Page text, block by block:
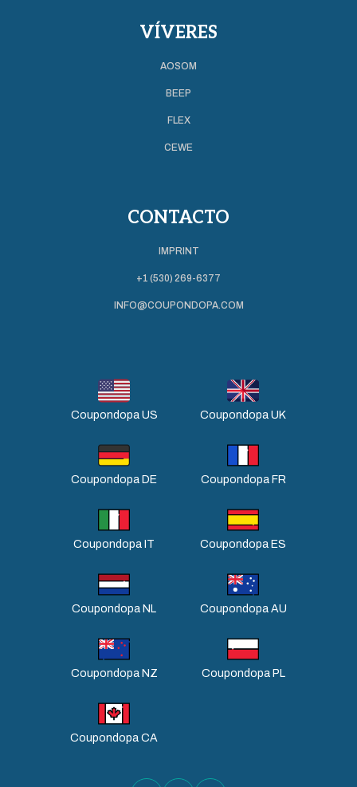
VÍVERES
AOSOM
BEEP
FLEX
CEWE
CONTACTO
IMPRINT
+1 (530) 269-6377
INFO@COUPONDOPA.COM
Coupondopa US Coupondopa UK
Coupondopa DE Coupondopa FR
Coupondopa IT Coupondopa ES
Coupondopa NL Coupondopa AU
Coupondopa NZ Coupondopa PL
Coupondopa CA